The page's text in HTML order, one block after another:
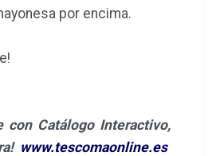
por encima.
Catálogo Interactivo,
www.tescomaonline.es